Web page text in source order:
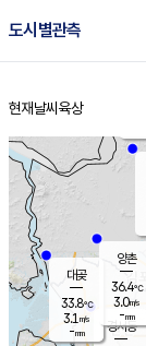
도시별관측
홈
현재날씨 육상
경서동
대곶
33.8℃
3.1 m/s
-mm
양촌
36.4℃
3.0m/s
-mm